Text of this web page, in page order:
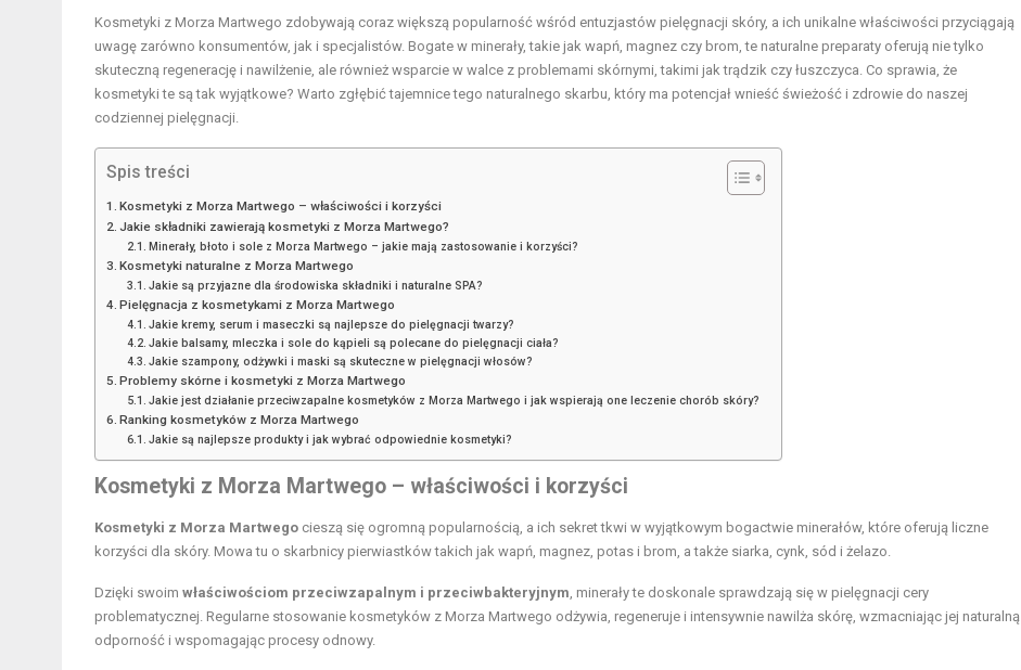
Kosmetyki z Morza Martwego zdobywają coraz większą popularność wśród entuzjastów pielęgnacji skóry, a ich unikalne właściwości przyciągają
uwagę zarówno konsumentów, jak i specjalistów. Bogate w minerały, takie jak wapń, magnez czy brom, te naturalne preparaty oferują nie tylko
skuteczną regenerację i nawilżenie, ale również wsparcie w walce z problemami skórnymi, takimi jak trądzik czy łuszczyca. Co sprawia, że
kosmetyki te są tak wyjątkowe? Warto zgłębić tajemnice tego naturalnego skarbu, który ma potencjał wnieść świeżość i zdrowie do naszej
codziennej pielęgnacji.
Spis treści
Kosmetyki z Morza Martwego – właściwości i korzyści
Jakie składniki zawierają kosmetyki z Morza Martwego?
Minerały, błoto i sole z Morza Martwego – jakie mają zastosowanie i korzyści?
Kosmetyki naturalne z Morza Martwego
Jakie są przyjazne dla środowiska składniki i naturalne SPA?
Pielęgnacja z kosmetykami z Morza Martwego
Jakie kremy, serum i maseczki są najlepsze do pielęgnacji twarzy?
Jakie balsamy, mleczka i sole do kąpieli są polecane do pielęgnacji ciała?
Jakie szampony, odżywki i maski są skuteczne w pielęgnacji włosów?
Problemy skórne i kosmetyki z Morza Martwego
Jakie jest działanie przeciwzapalne kosmetyków z Morza Martwego i jak wspierają one leczenie chorób skóry?
Ranking kosmetyków z Morza Martwego
Jakie są najlepsze produkty i jak wybrać odpowiednie kosmetyki?
Kosmetyki z Morza Martwego – właściwości i korzyści
Kosmetyki z Morza Martwego cieszą się ogromną popularnością, a ich sekret tkwi w wyjątkowym bogactwie minerałów, które oferują liczne
korzyści dla skóry. Mowa tu o skarbnicy pierwiastków takich jak wapń, magnez, potas i brom, a także siarka, cynk, sód i żelazo.
Dzięki swoim właściwościom przeciwzapalnym i przeciwbakteryjnym, minerały te doskonale sprawdzają się w pielęgnacji cery
problematycznej. Regularne stosowanie kosmetyków z Morza Martwego odżywia, regeneruje i intensywnie nawilża skórę, wzmacniając jej naturalną
odporność i wspomagając procesy odnowy.